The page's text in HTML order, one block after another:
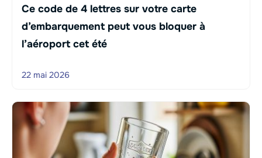
Ce code de 4 lettres sur votre carte
d’embarquement peut vous bloquer à
l’aéroport cet été
22 mai 2026